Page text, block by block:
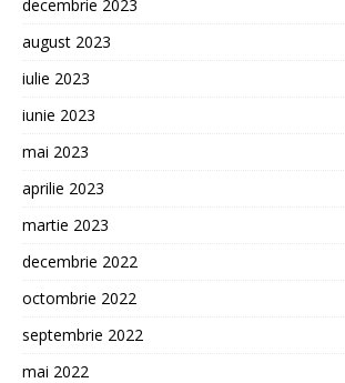
decembrie 2023
august 2023
iulie 2023
iunie 2023
mai 2023
aprilie 2023
martie 2023
decembrie 2022
octombrie 2022
septembrie 2022
mai 2022